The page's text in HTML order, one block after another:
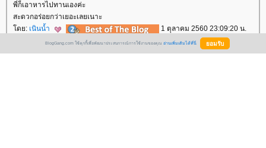
พี่ก็เอาหารไปทานเองค่ะ
สะดวกอร่อยกว่าเยอะเลยเนาะ
ดย: เนินน้ำ 1 ตุลาคม 2560 23:09:20 น.
BlogGang.com ใช้คุกกี้เพื่อพัฒนาประสบการณ์การใช้งานของคุณ อ่านเพิ่มเติมได้ที่นี่